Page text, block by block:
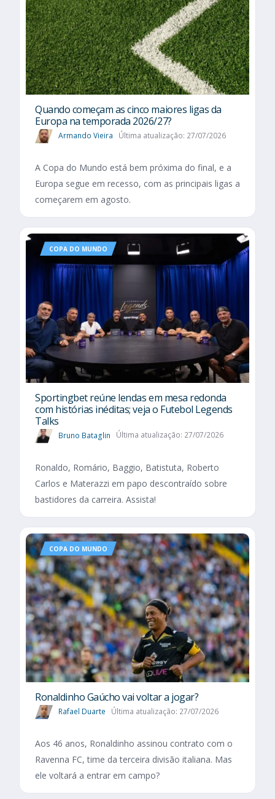
Quando começam as cinco maiores ligas da
Europa na temporada 2026/27?
Armando Vieira Última atualização: 27/07/2026
A Copa do Mundo está bem próxima do final, e a
Europa segue em recesso, com as principais ligas a
começarem em agosto.
COPA DO MUNDO
Sportingbet reúne lendas em mesa redonda
com histórias inéditas; veja o Futebol Legends
Talks
Bruno Bataglin Última atualização: 27/07/2026
Ronaldo, Romário, Baggio, Batistuta, Roberto
Carlos e Materazzi em papo descontraído sobre
bastidores da carreira. Assista!
COPA DO MUNDO
Ronaldinho Gaúcho vai voltar a jogar?
Rafael Duarte Última atualização: 27/07/2026
Aos 46 anos, Ronaldinho assinou contrato com o
Ravenna FC, time da terceira divisão italiana. Mas
ele voltará a entrar em campo?